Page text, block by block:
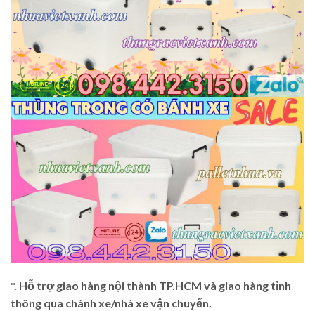
*. Hỗ trợ giao hàng nội thành TP.HCM và giao hàng tỉnh
thông qua chành xe/nhà xe vận chuyển.